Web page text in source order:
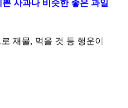
재물, 먹을 것 등 행운이